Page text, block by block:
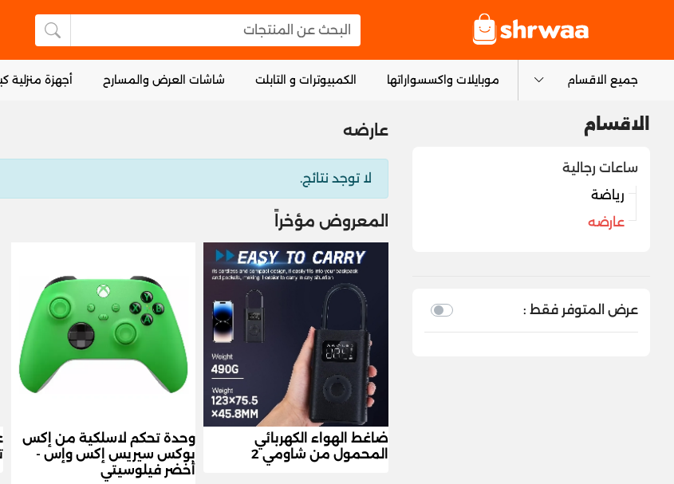
البحث عن المنتجات
البحث عن
جميع الاقسام موبايلات واكسسواراتها الكمبيوترات و التابلت شاشات العرض والمسارح أجهزة منزلية
عارضه
لا توجد نتائج.
المعروض مؤخراً
ضاغط الهواء الكهربائي
المحمول من شاومي 2
وحدة تحكم لاسلكية من إكس
بوكس ​​سيريس إكس وإس -
أخضر فيلوسيتي
الاقسام
ساعات رجالية
رياضة
عارضه
عرض المتوفر فقط :